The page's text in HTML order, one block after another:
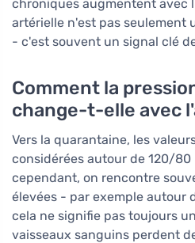
chroniques augmentent avec
artérielle n'est pas seulement
- c'est souvent un signal clé
Comment la
change-t-elle avec
Vers la quarantaine, les
considérées autour de 120/80
cependant, on rencontre
élevées - par exemple autour
cela ne signifie pas toujours
vaisseaux sanguins perdent